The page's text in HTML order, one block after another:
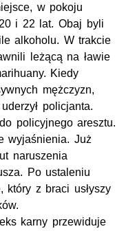
w pokoju
i 22 lat. Obaj byli
alkoholu. W trakcie
leżącą na ławie
Kiedy
mężczyzn,
policjanta.
policyjnego aresztu.
wyjaśnienia. Już
naruszenia
Po ustaleniu
który z braci usłyszy
karny przewiduje